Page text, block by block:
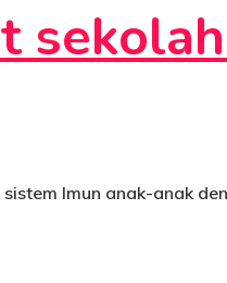
Imun anak-anak